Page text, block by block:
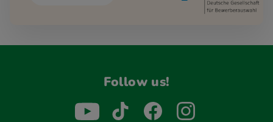
Follow us!